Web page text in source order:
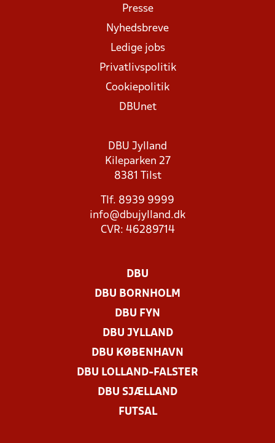
Presse
Nyhedsbreve
Ledige jobs
Privatlivspolitik
Cookiepolitik
DBUnet
DBU Jylland
Kileparken 27
8381 Tilst
Tlf. 8939 9999
info@dbujylland.dk
CVR: 46289714
DBU
DBU BORNHOLM
DBU FYN
DBU JYLLAND
DBU KØBENHAVN
DBU LOLLAND-FALSTER
DBU SJÆLLAND
FUTSAL